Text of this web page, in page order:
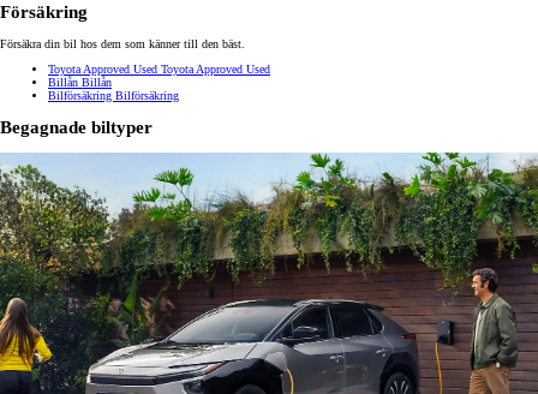
Försäkring
Försäkra din bil hos dem som känner till den bäst.
Toyota Approved Used Toyota Approved Used
Billån Billån
Bilförsäkring Bilförsäkring
Begagnade biltyper